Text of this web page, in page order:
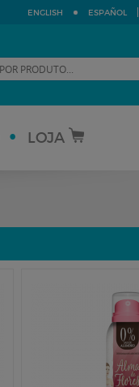
ENGLISH ESPAÑOL
LOJA